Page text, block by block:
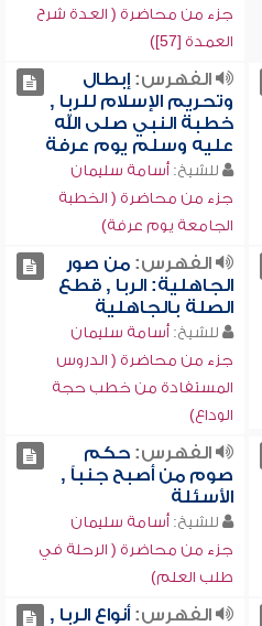
جزء من محاضرة ( العدة شرح
العمدة [57])
الفهرس:إبطال
وتحريم الإسلام للربا ,
خطبة النبي صلى الله
عليه وسلم يوم عرفة
للشيخ: أسامة سليمان
جزء من محاضرة ( الخطبة
الجامعة يوم عرفة)
الفهرس:من صور
الجاهلية: الربا , قطع
الصلة بالجاهلية
للشيخ: أسامة سليمان
جزء من محاضرة ( الدروس
المستفادة من خطب حجة
الوداع)
الفهرس:حكم
صوم من أصبح جنباً ,
الأسئلة
للشيخ: أسامة سليمان
جزء من محاضرة ( الرحلة في
طلب العلم)
الفهرس:أنواع الربا ,